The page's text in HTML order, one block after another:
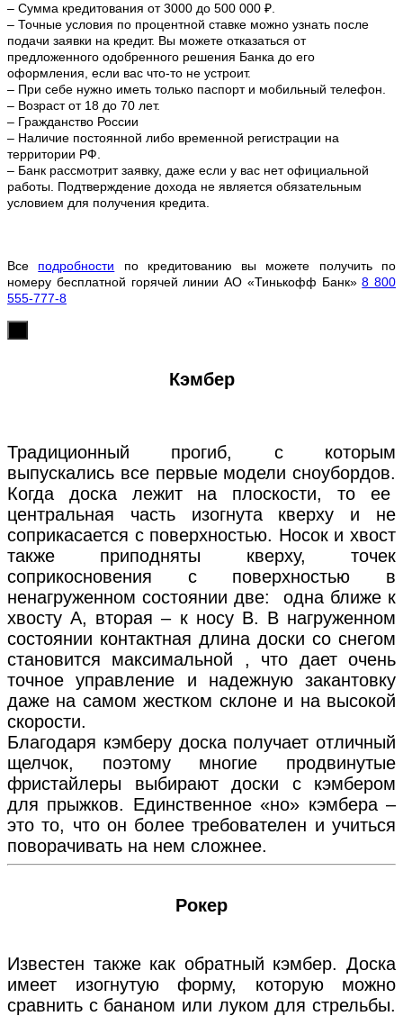
– Сумма кредитования от 3000 до 500 000 ₽.
– Точные условия по процентной ставке можно узнать после
подачи заявки на кредит. Вы можете отказаться от
предложенного одобренного решения Банка до его
оформления, если вас что-то не устроит.
– При себе нужно иметь только паспорт и мобильный телефон.
– Возраст от 18 до 70 лет.
– Гражданство России
– Наличие постоянной либо временной регистрации на
территории РФ.
– Банк рассмотрит заявку, даже если у вас нет официальной
работы. Подтверждение дохода не является обязательным
условием для получения кредита.
Все подробности по кредитованию вы можете получить по
номеру бесплатной горячей линии АО «Тинькофф Банк»8 800
555-777-8
Кэмбер
Традиционный прогиб, с которым
выпускались все первые модели сноубордов.
Когда доска лежит на плоскости, то ее
центральная часть изогнута кверху и не
соприкасается с поверхностью. Носок и хвост
также приподняты кверху, точек
соприкосновения с поверхностью в
ненагруженном состоянии две: одна ближе к
хвосту А, вторая – к носу В. В нагруженном
состоянии контактная длина доски со снегом
становится максимальной , что дает очень
точное управление и надежную закантовку
даже на самом жестком склоне и на высокой
скорости.
Благодаря кэмберу доска получает отличный
щелчок, поэтому многие продвинутые
фристайлеры выбирают доски с кэмбером
для прыжков. Единственное «но» кэмбера –
это то, что он более требователен и учиться
поворачивать на нем сложнее.
Рокер
Известен также как обратный кэмбер. Доска
имеет изогнутую форму, которую можно
сравнить с бананом или луком для стрельбы.